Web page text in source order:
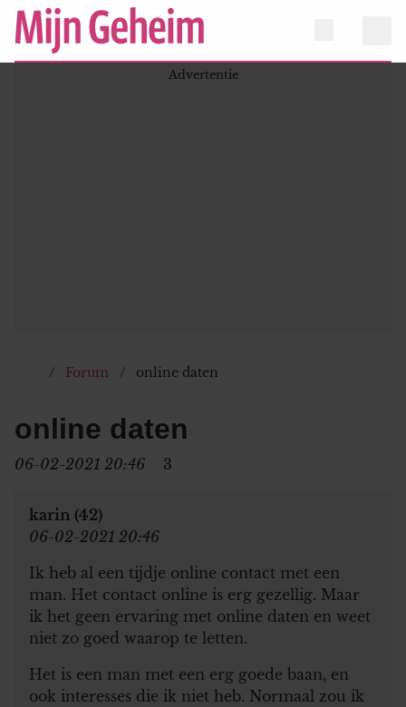
Forum online daten
online daten
06-02-2021 20:46 3
karin (42)
06-02-2021 20:46
Ik heb al een tijdje online contact met een
man. Het contact online is erg gezellig. Maar
ik het geen ervaring met online daten en weet
niet zo goed waarop te letten.
Het is een man met een erg goede baan, en
ook interesses die ik niet heb. Normaal zou ik